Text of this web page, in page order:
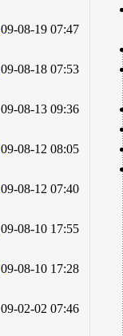
09-08-19 07:47
09-08-18 07:53
09-08-13 09:36
09-08-12 08:05
09-08-12 07:40
09-08-10 17:55
09-08-10 17:28
09-02-02 07:46